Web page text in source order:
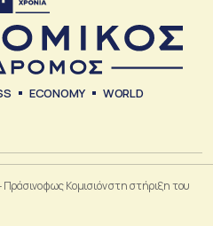
ECONOMY WORLD
φως Κομισιόν στη στήριξη του